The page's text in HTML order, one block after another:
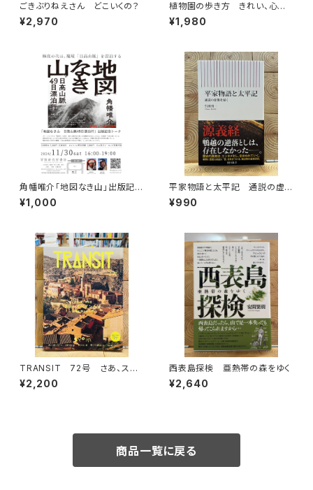
ごきぶりねえさん どこいくの？
¥2,970
植物園の歩き方 きれい、心地
よい、愛おしい さまざまな「うつ
くしい」を求めて
¥1,980
角幡唯介「地図なき山」出版記念
トークイベント録画視聴権
¥1,000
平家物語と太平記 通説の虚
像を暴く
¥990
TRANSIT 72号 さあ、スペ
インへ！ 太陽と海と土の国
¥2,200
西表島探検 亜熱帯の森をゆく
¥2,640
商品一覧に戻る